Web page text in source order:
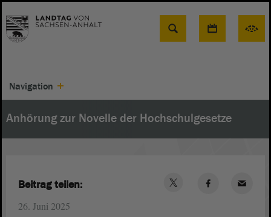
Suche
Navigation
Anhörung zur Novelle der Hochschulgesetze
26. Juni 2025
Beitrag teilen: